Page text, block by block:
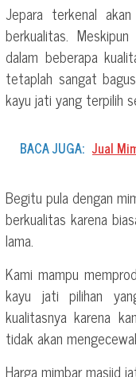
Jepara terkenal
berkualitas.
dalam beberapa
tetaplah sangat
kayu jati yang terpilih
BACA JUGA: Jual
Begitu pula dengan
berkualitas karena
lama.
Kami mampu
kayu jati pilihan
kualitasnya karena
tidak akan
Harga mimbar masjid